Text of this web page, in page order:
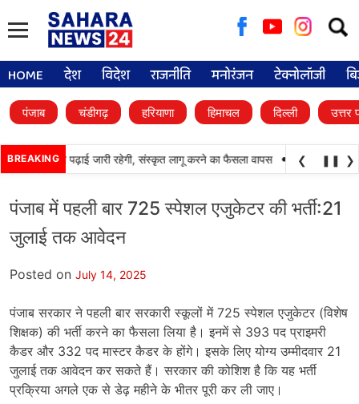
for:
HOME देश विदेश राजनीति मनोरंजन टेक्नोलॉजी
पंजाब चंडीगढ़ हरियाणा हिमाचल दिल्ली उत्तर
BREAKING
में पंजाबी की पढ़ाई जारी रहेगी, संस्कृत लागू करने का फैसला वापस • श्री गुरु हरिकृष्ण
❮ ❚❚ ❯
पंजाब में पहली बार 725 स्पेशल एजुकेटर की भर्ती:21
जुलाई तक आवेदन
Posted on July 14, 2025
पंजाब सरकार ने पहली बार सरकारी स्कूलों में 725 स्पेशल एजुकेटर (विशेष
शिक्षक) की भर्ती करने का फैसला लिया है। इनमें से 393 पद प्राइमरी
कैडर और 332 पद मास्टर कैडर के होंगे। इसके लिए योग्य उम्मीदवार 21
जुलाई तक आवेदन कर सकते हैं। सरकार की कोशिश है कि यह भर्ती
प्रक्रिया अगले एक से डेढ़ महीने के भीतर पूरी कर ली जाए।